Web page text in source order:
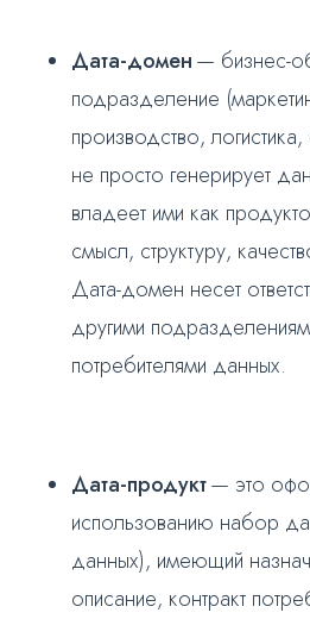
Дата-домен— бизнес-
подразделение
производство,
не просто генерирует
владеет ими как
смысл, структуру,
Дата-домен несет
другими
потребителями данных.
Дата-продукт— это
использованию набор
данных), имеющий
описание, контракт